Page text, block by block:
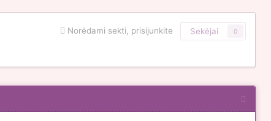
Norėdami sekti, prisijunkite Sekėjai 0